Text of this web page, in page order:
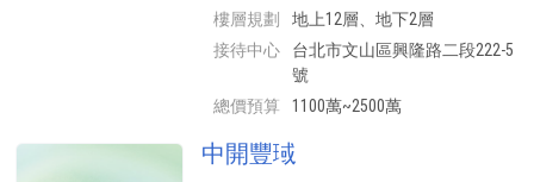
樓層規劃
地上12層、地下2層
接待中心
台北市文山區興隆路二段222-5
號
總價預算
1100萬~2500萬
中開豐琙